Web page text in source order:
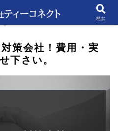
札幌市東区のSEO対策会社！費
。
策会社！費用・実
下さい。
検索